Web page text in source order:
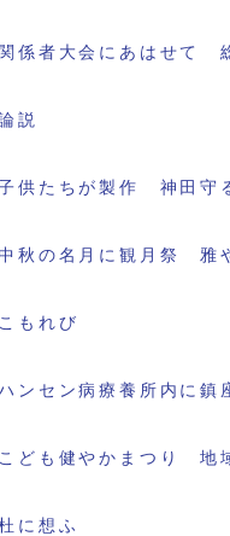
関係者大会にあはせて
説
供たちが製作 神田守
秋の名月に観月祭 雅
こもれび
ンセン病療養所内に
こども健やかまつり 地
に想ふ